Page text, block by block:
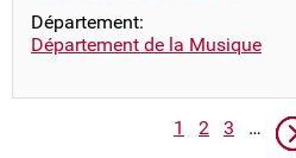
Département:
Département de la Musique
Pagination
Page
1 Page
2 Page
3 …